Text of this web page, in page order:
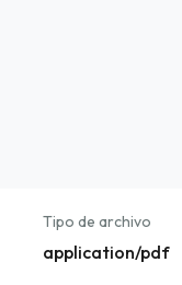
Tipo de archivo
application/pdf